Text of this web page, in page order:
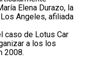
Elena Durazo, la
Angeles, afiliada
caso de Lotus Car
a los los
2008.